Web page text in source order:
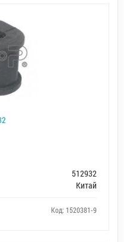
512932
Китай
Код: 1520381-9